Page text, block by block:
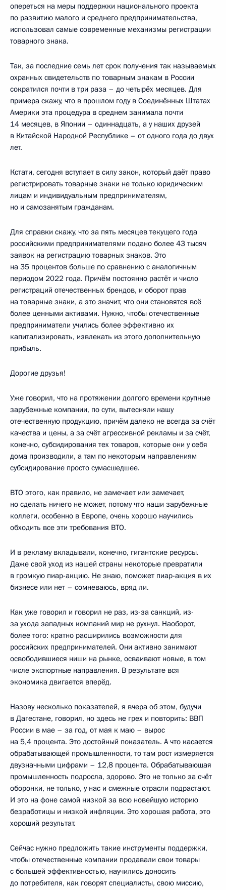
опереться на меры поддержки национального проекта
по развитию малого и среднего предпринимательства,
использовал самые современные механизмы регистрации
товарного знака.
Так, за последние семь лет срок получения так называемых
охранных свидетельств по товарным знакам в России
сократился почти в три раза – до четырёх месяцев. Для
примера скажу, что в прошлом году в Соединённых Штатах
Америки эта процедура в среднем занимала почти
14 месяцев, в Японии – одиннадцать, а у наших друзей
в Китайской Народной Республике – от одного года до двух
лет.
Кстати, сегодня вступает в силу закон, который даёт право
регистрировать товарные знаки не только юридическим
лицам и индивидуальным предпринимателям,
но и самозанятым гражданам.
Для справки скажу, что за пять месяцев текущего года
российскими предпринимателями подано более 43 тысяч
заявок на регистрацию товарных знаков. Это
на 35 процентов больше по сравнению с аналогичным
периодом 2022 года. Причём постоянно растёт и число
регистраций отечественных брендов, и оборот прав
на товарные знаки, а это значит, что они становятся всё
более ценными активами. Нужно, чтобы отечественные
предприниматели учились более эффективно их
капитализировать, извлекать из этого дополнительную
прибыль.
Дорогие друзья!
Уже говорил, что на протяжении долгого времени крупные
зарубежные компании, по сути, вытесняли нашу
отечественную продукцию, причём далеко не всегда за счёт
качества и цены, а за счёт агрессивной рекламы и за счёт,
конечно, субсидирования тех товаров, которые они у себя
дома производили, а там по некоторым направлениям
субсидирование просто сумасшедшее.
ВТО этого, как правило, не замечает или замечает,
но сделать ничего не может, потому что наши зарубежные
коллеги, особенно в Европе, очень хорошо научились
обходить все эти требования ВТО.
И в рекламу вкладывали, конечно, гигантские ресурсы.
Даже свой уход из нашей страны некоторые превратили
в громкую пиар-акцию. Не знаю, поможет пиар-акция в их
бизнесе или нет – сомневаюсь, вряд ли.
Как уже говорил и говорил не раз, из-за санкций, из-
за ухода западных компаний мир не рухнул. Наоборот,
более того: кратно расширились возможности для
российских предпринимателей. Они активно занимают
освободившиеся ниши на рынке, осваивают новые, в том
числе экспортные направления. В результате вся
экономика двигается вперёд.
Назову несколько показателей, я вчера об этом, будучи
в Дагестане, говорил, но здесь не грех и повторить: ВВП
России в мае – за год, от мая к маю – вырос
на 5,4 процента. Это достойный показатель. А что касается
обрабатывающей промышленности, то там рост измеряется
двузначными цифрами – 12,8 процента. Обрабатывающая
промышленность подросла, здорово. Это не только за счёт
оборонки, не только, у нас и смежные отрасли подрастают.
И это на фоне самой низкой за всю новейшую историю
безработицы и низкой инфляции. Это хорошая работа, это
хороший результат.
Сейчас нужно предложить такие инструменты поддержки,
чтобы отечественные компании продавали свои товары
с большей эффективностью, научились доносить
до потребителя, как говорят специалисты, свою миссию,